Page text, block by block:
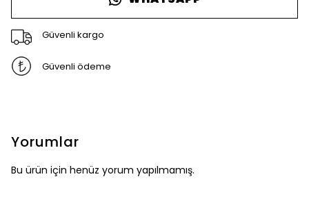
Güvenli kargo
Güvenli ödeme
Yorumlar
Bu ürün için henüz yorum yapılmamış.